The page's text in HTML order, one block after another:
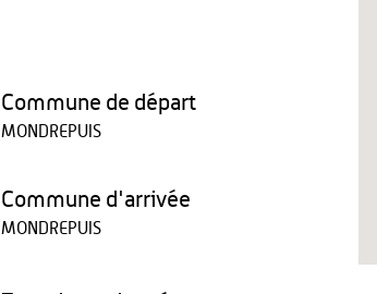
Commune de départ
MONDREPUIS
Commune d'arrivée
MONDREPUIS